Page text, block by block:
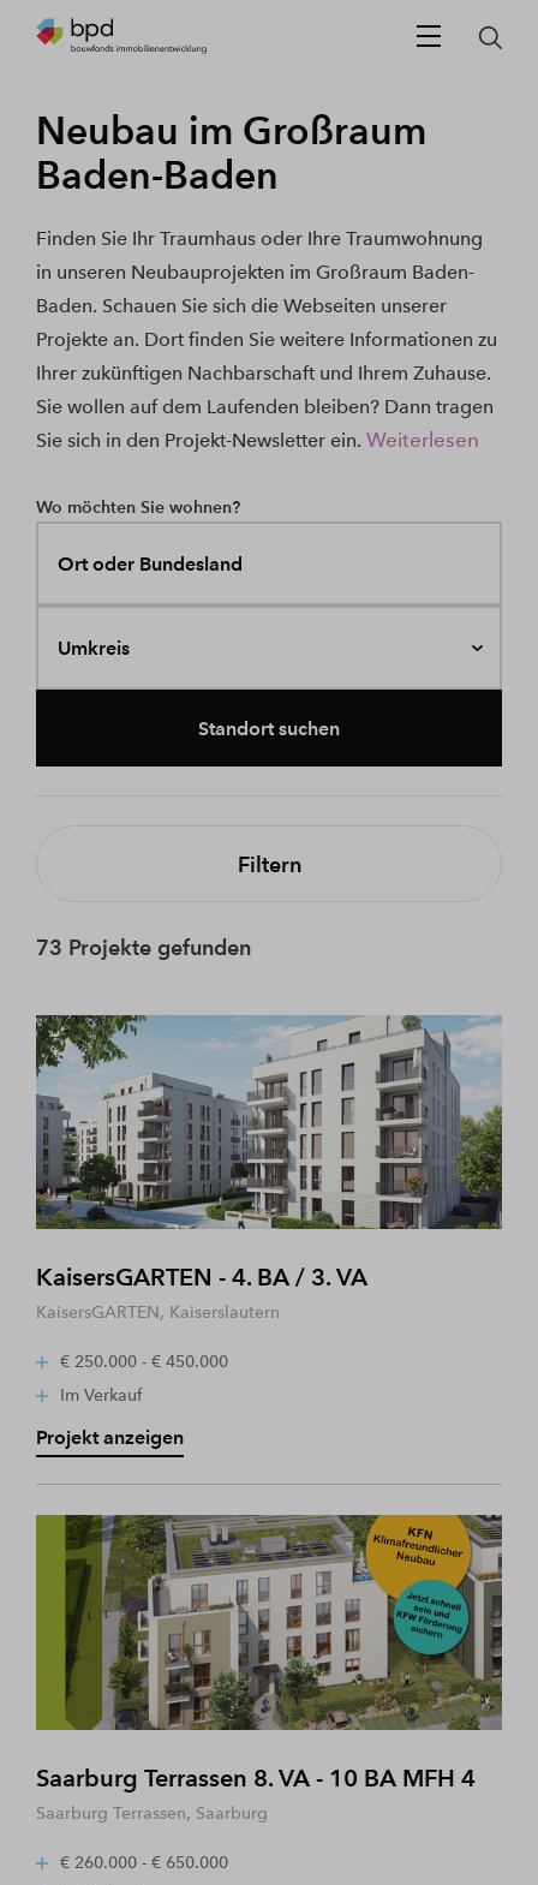
Neubau im Großraum
Baden-Baden
Finden Sie Ihr Traumhaus oder Ihre Traumwohnung
in unseren Neubauprojekten im Großraum Baden-
Baden. Schauen Sie sich die Webseiten unserer
Projekte an. Dort finden Sie weitere Informationen zu
Ihrer zukünftigen Nachbarschaft und Ihrem Zuhause.
Sie wollen auf dem Laufenden bleiben? Dann tragen
Sie sich in den Projekt-Newsletter ein. Weiterlesen
Wo möchten Sie wohnen?
Ort oder Bundesland
Umkreis
Standort suchen
Filtern
73 Projekte gefunden
KaisersGARTEN - 4. BA / 3. VA
KaisersGARTEN, Kaiserslautern
€ 250.000 - € 450.000
Im Verkauf
Projekt anzeigen
Saarburg Terrassen 8. VA - 10 BA MFH 4
Saarburg Terrassen, Saarburg
€ 260.000 - € 650.000